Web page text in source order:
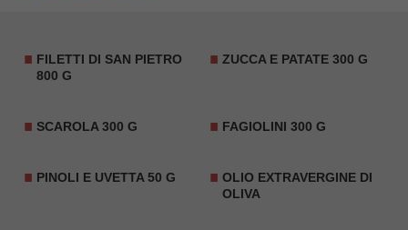
FILETTI DI SAN PIETRO
800 G
ZUCCA E PATATE 300 G
SCAROLA 300 G FAGIOLINI 300 G
PINOLI E UVETTA 50 G
OLIO EXTRAVERGINE DI
OLIVA